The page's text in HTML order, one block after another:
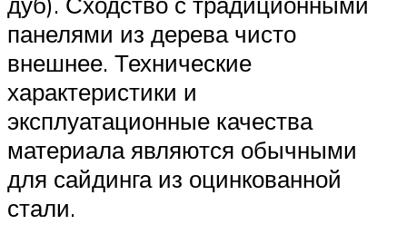
панелями из дерева чисто
внешнее. Технические
характеристики и
эксплуатационные качества
материала являются обычными
для сайдинга из оцинкованной
стали.